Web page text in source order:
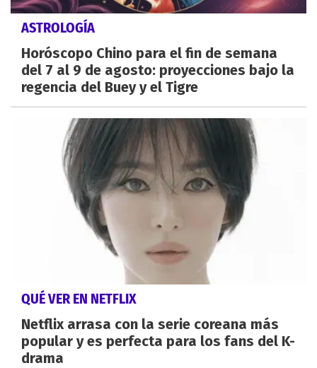
ASTROLOGÍA
Horóscopo Chino para el fin de semana
del 7 al 9 de agosto: proyecciones bajo la
regencia del Buey y el Tigre
QUÉ VER EN NETFLIX
Netflix arrasa con la serie coreana más
popular y es perfecta para los fans del K-
drama